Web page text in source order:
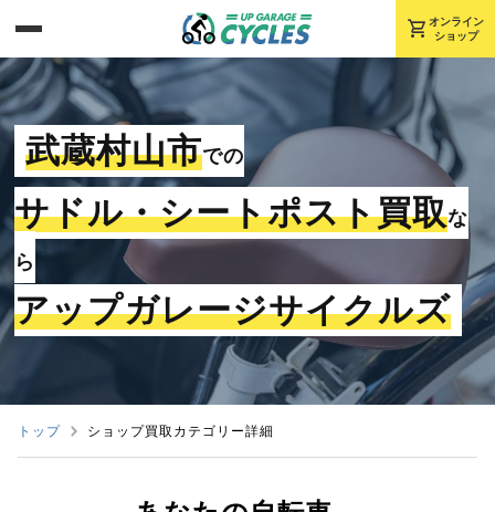
shopping_cart オンライン
ショップ
武蔵村山市での
サドル・シートポスト買取な
ら
アップガレージサイクルズ
トップ ショップ買取カテゴリー詳細